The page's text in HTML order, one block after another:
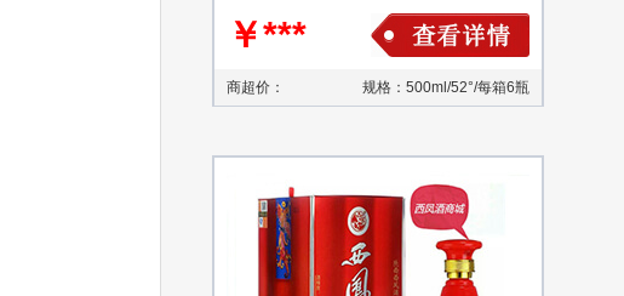
￥***
商超价： 规格：500ml/52°/每箱6瓶